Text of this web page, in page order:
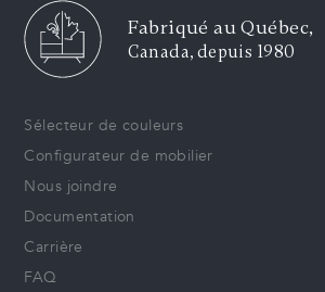
Fabriqué au Québec,
Canada, depuis 1980
Sélecteur de couleurs
Configurateur de mobilier
Nous joindre
Documentation
Carrière
FAQ